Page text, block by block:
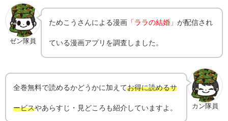
ゼン隊員
ためこう さんによる漫画 「ララの結婚」が配信され
ている漫画アプリを調査しました。
カン隊員
全巻無料で読めるかどうかに加えてお得に読めるサ
ービスやあらすじ・見どころも紹介していますよ。